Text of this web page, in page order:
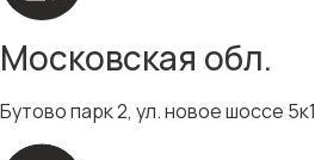
Московская обл.
Бутово парк 2, ул. новое шоссе 5к1